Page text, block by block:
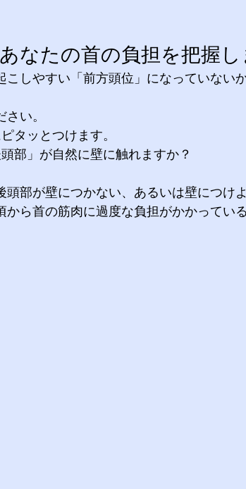
なたの首の負担を把握
こしやすい「前方頭位」になっていない
い。
タッとつけます。
部」が自然に壁に触れますか？
頭部が壁につかない、あるいは壁につけ
から首の筋肉に過度な負担がかかってい